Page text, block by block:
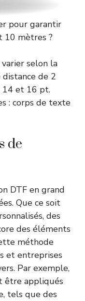
pour garantir
10 mètres ?
selon la
de 2
14 et 16 pt.
: corps de texte
de
DTF en grand
Que ce soit
des
des éléments
méthode
et entreprises
Par exemple,
être appliqués
tels que des